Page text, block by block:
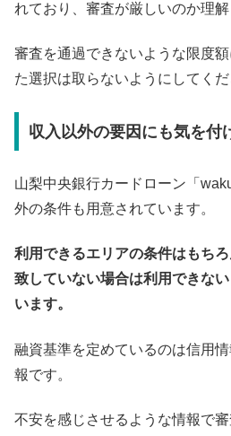
れており、審査が厳しいのか理解
審査を通過できないような限度
た選択は取らないようにしてくだ
収入以外の要因にも気を付
山梨中央銀行カードローン「
外の条件も用意されています。
利用できるエリアの条件はもち
致していない場合は利用できな
います。
融資基準を定めているのは信用
報です。
不安を感じさせるような情報で